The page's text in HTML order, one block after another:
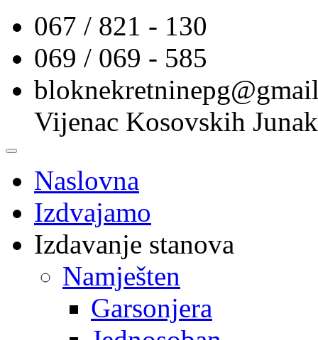
067 / 821 - 130
069 / 069 - 585
Vijenac Kosovskih
Naslovna
Izdvajamo
Izdavanje stanova
Namješten
Garsonjera